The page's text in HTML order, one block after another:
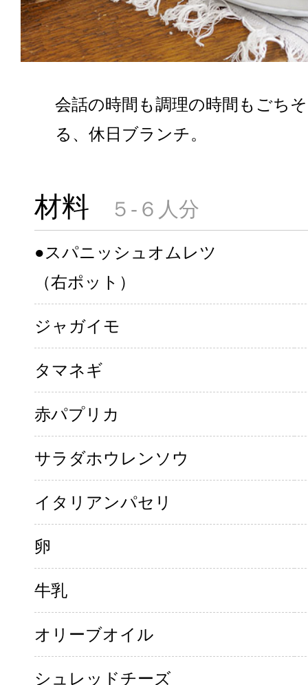
会話の時間も調理の時間もごち
る、休日ブランチ。
材料 ５-６人分
●スパニッシュオムレツ
（右ポット）
ジャガイモ
タマネギ
赤パプリカ
サラダホウレンソウ
イタリアンパセリ
卵
牛乳
オリーブオイル
シュレッドチーズ